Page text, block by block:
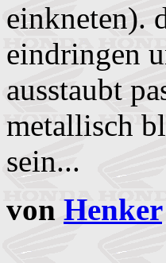
einkneten).
eindringen
ausstaubt
metallisch
sein...
von Henker